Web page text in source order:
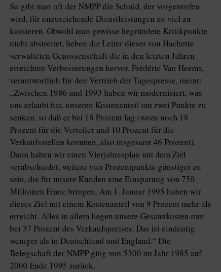
So gibt man oft der NMPP die Schuld, der vorgeworfen
wird, für unzureichende Dienstleistungen zu viel zu
kassieren. Obwohl man gewisse begründete Kritikpunkte
nicht abstreitet, heben die Leiter dieser von Hachette
verwalteten Genossenschaft die in den letzten Jahren
erreichten Verbesserungen hervor. Frédéric Van Heems,
verantwortlich für den Vertrieb der Tagespresse, meint:
„Zwischen 1986 und 1993 haben wir modernisiert, was
uns erlaubt hat, unseren Kostenanteil um zwei Punkte zu
senken, so daß er bei 18 Prozent lag (wozu noch 18
Prozent für die Verteiler und 10 Prozent für die
Verkaufsstellen kommen, also insgesamt 46 Prozent).
Dann haben wir einen Vierjahresplan mit dem Ziel
verabschiedet, weitere vier Prozentpunkte günstiger zu
sein, die für unsere Kunden eine Einsparung von 750
Millionen Franc bringen. Am 1. Januar 1995 haben wir
dieses Ziel mit einem Kostenanteil von 9 Prozent mehr als
erreicht. Alles in allem liegen unsere Gesamtkosten nun
bei 37 Prozent des Verkaufspreises. Das ist eindeutig
weniger als in Deutschland und England.“ Die
Belegschaft der NMPP ging von 5300 im Jahr 1985 auf
2000 Ende 1995 zurück.